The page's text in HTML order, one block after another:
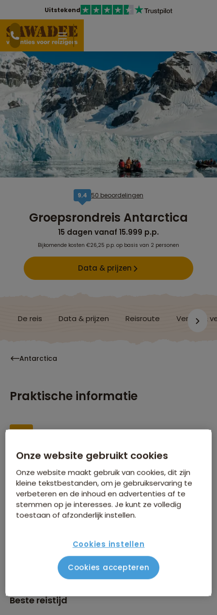
Uitstekend
9,4 50 beoordelingen
Groepsrondreis Antarctica
15 dagen vanaf 15.999 p.p.
Bijkomende kosten €26,25 p.p. op basis van 2 personen
Data & prijzen
De reis Data & prijzen Reisroute Verblijf &
Antarctica
Praktische informatie
Inbegrepen in de reissom
Beste reistijd
Onze website gebruikt cookies
Onze website maakt gebruik van cookies, dit zijn
kleine tekstbestanden, om je gebruikservaring te
verbeteren en de inhoud en advertenties af te
stemmen op je interesses. Je kunt ze volledig
toestaan of afzonderlijk instellen.
Cookies instellen
Cookies accepteren